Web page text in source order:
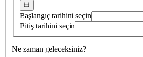
Başlangıç tarihini seçin
Bitiş tarihini seçin
Ne zaman geleceksiniz?